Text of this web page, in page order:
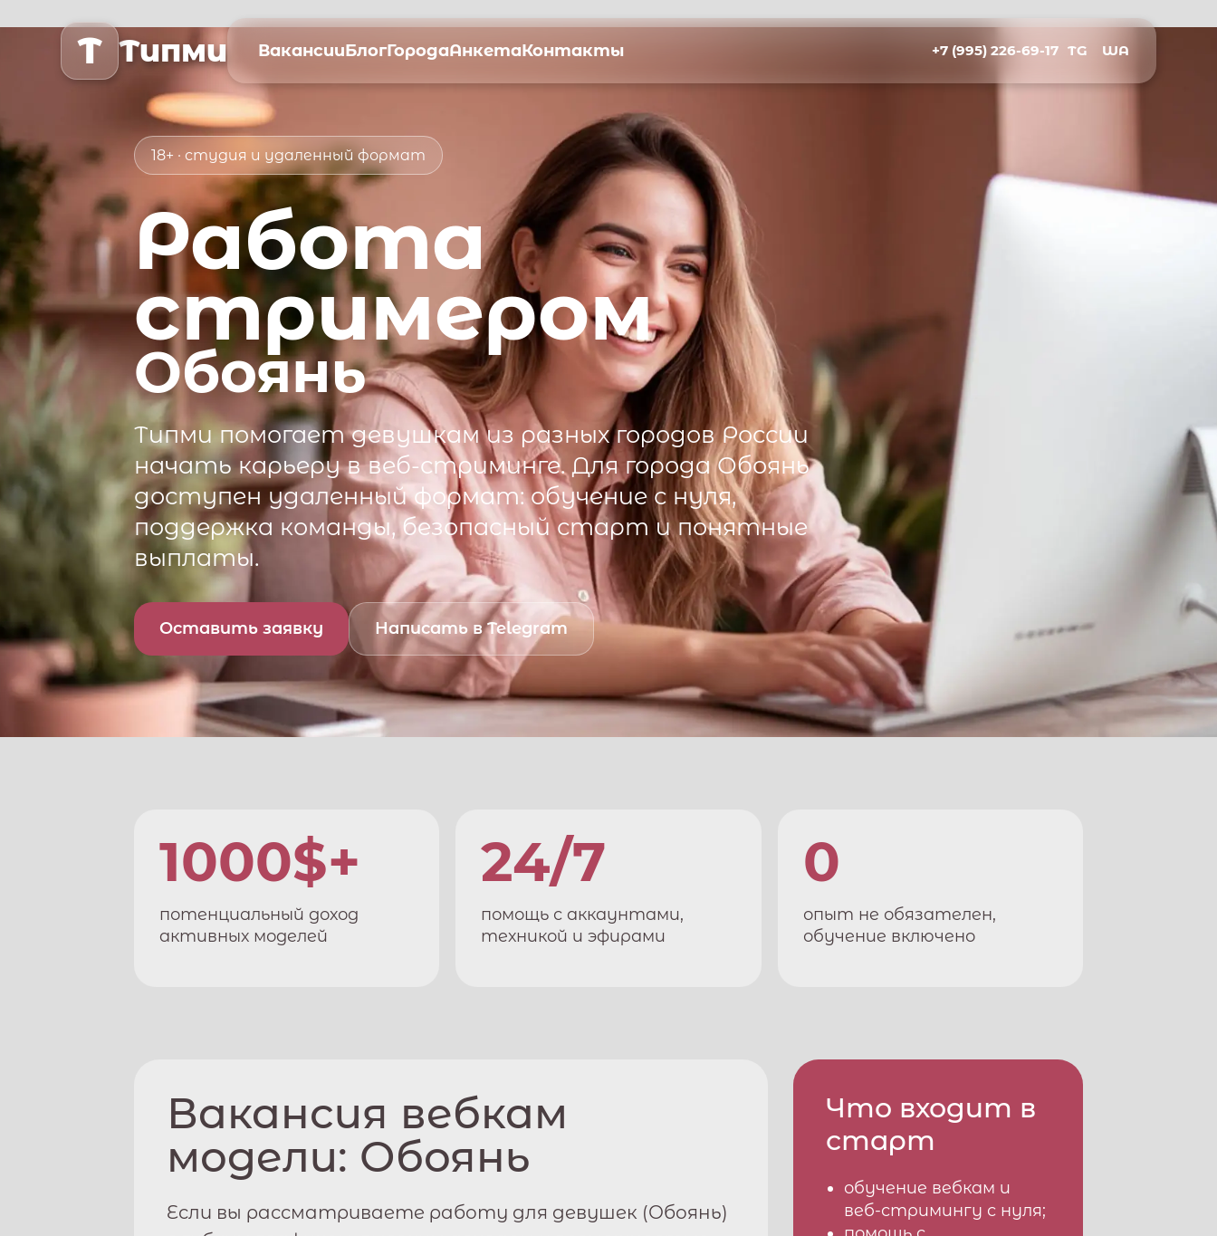
T Типми ВакансииБлогГородаАнкетаКонтакты +7 (995) 226-69-17 TG WA
18+ · студия и удаленный формат
Работа
стримером
Обоянь
Типмипомогает девушкам из разных городов России
начать карьеру в веб-стриминге. Для городаОбоянь
доступен удаленный формат: обучение с нуля,
поддержка команды, безопасный старт и понятные
выплаты.
Оставить заявку Написать в Telegram
1000$+
потенциальный доход
активных моделей
24/7
помощь с аккаунтами,
техникой и эфирами
0
опыт не обязателен,
обучение включено
Вакансия вебкам
модели: Обоянь
Если вы рассматриваете работу для девушек (Обоянь)
Что входит в
старт
обучение вебкам и
веб-стримингу с нуля;